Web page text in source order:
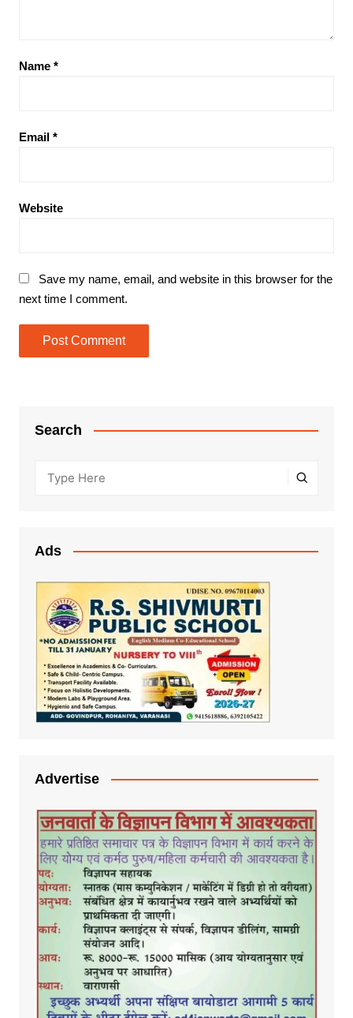
Name *
Email *
Website
Save my name, email, and website in this browser for the
next time I comment.
Search
Ads
Advertise